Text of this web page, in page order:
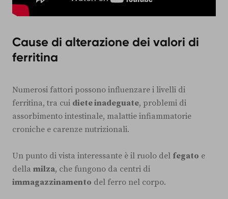
Cause di alterazione dei valori di
ferritina
Numerosi fattori possono influenzare i livelli di
ferritina, tra cui diete inadeguate, problemi di
assorbimento intestinale, malattie infiammatorie
croniche e carenze nutrizionali.
Un punto di vista interessante è il ruolo del fegato e
della milza, che fungono da centri di
immagazzinamento del ferro nel corpo.